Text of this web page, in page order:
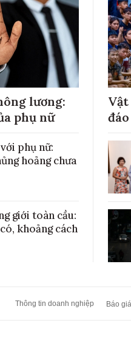
lương:
phụ nữ
phụ nữ:
hoảng chưa
giới toàn cầu:
khoảng cách
Vật
Thông tin doanh nghiệp Báo giá